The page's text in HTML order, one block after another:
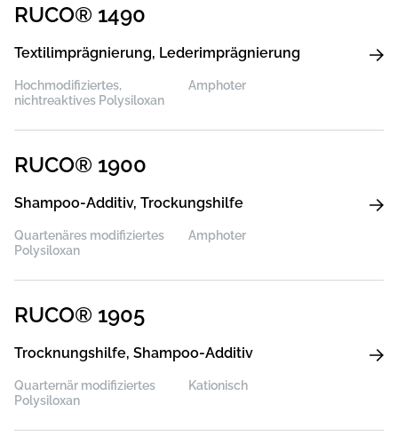
RUCO® 1490
Textilimprägnierung, Lederimprägnierung
Hochmodifiziertes,
nichtreaktives Polysiloxan
Amphoter
RUCO® 1900
Shampoo-Additiv, Trockungshilfe
Quartenäres modifiziertes
Polysiloxan
Amphoter
RUCO® 1905
Trocknungshilfe, Shampoo-Additiv
Quarternär modifiziertes
Polysiloxan
Kationisch